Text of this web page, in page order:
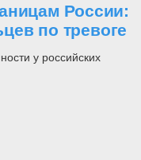
России:
по тревоге
у российских